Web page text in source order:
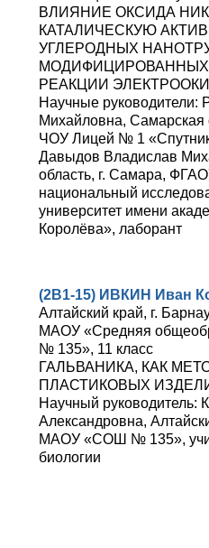
ВЛИЯНИЕ ОКСИДА
КАТАЛИЧЕСКУЮ
УГЛЕРОДНЫХ
РЕАКЦИИ
Научные руководители:
Михайловна, Самарская
ЧОУ Лицей № 1
Давыдов Владислав
область, г. Самара,
национальный
университет имени
Королёва», лаборант
(2В1-15) ИВКИН Иван
Алтайский край, г.
МАОУ «Средняя
№ 135», 11 класс
ГАЛЬВАНИКА, КАК
ПЛАСТИКОВЫХ
Научный руководитель:
Александровна,
МАОУ «СОШ № 135»,
биологии